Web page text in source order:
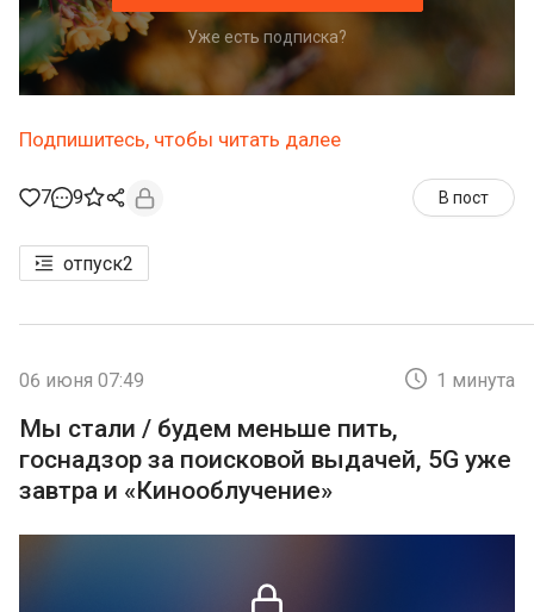
Уже есть подписка?
Подпишитесь, чтобы читать далее
7 9 В пост
отпуск2
06 июня 07:49 1 минута
Мы стали / будем меньше пить,
госнадзор за поисковой выдачей, 5G уже
завтра и «Кинооблучение»